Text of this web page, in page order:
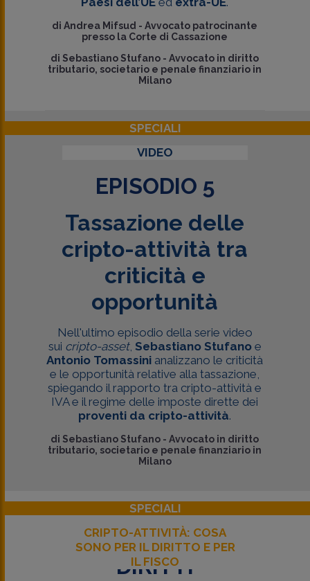
diAndrea Mifsud -Avvocato patrocinante
presso la Corte di Cassazione
di Sebastiano Stufano -Avvocato in diritto
tributario, societario e penale finanziario in
Milano
SPECIALI
VIDEO
EPISODIO 5
Tassazione delle
cripto-attività tra
criticità e
opportunità
Nell'ultimo episodio della serie video
sui cripto-asset, Sebastiano Stufanoe
Antonio Tomassini analizzano le criticità
e le opportunità relative alla tassazione,
spiegando il rapporto tra cripto-attività e
IVA e il regime delle imposte dirette dei
proventi da cripto-attività.
di Sebastiano Stufano -Avvocato in diritto
tributario, societario e penale finanziario in
Milano
SPECIALI
CRIPTO-ATTIVITÀ: COSA
SONO PER IL DIRITTO E PER
IL FISCO
DIRITTI